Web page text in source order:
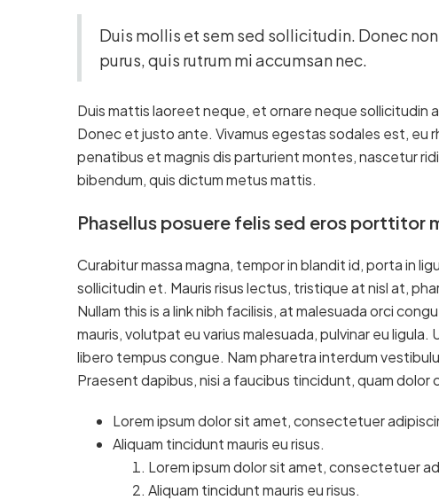
Duis mollis et sem sed sollicitudin. Donec
purus, quis rutrum mi accumsan nec.
Duis mattis laoreet neque, et ornare neque sollicitudin
Donec et justo ante. Vivamus egestas sodales est, eu
penatibus et magnis dis parturient montes, nascetur
bibendum, quis dictum metus mattis.
Phasellus posuere felis sed eros porttitor
Curabitur massa magna, tempor in blandit id, porta in
sollicitudin et. Mauris risus lectus, tristique at nisl at,
Nullam this is a link nibh facilisis, at malesuada orci
mauris, volutpat eu varius malesuada, pulvinar eu
libero tempus congue. Nam pharetra interdum
Praesent dapibus, nisi a faucibus tincidunt, quam dolor
Lorem ipsum dolor sit amet, consectetuer
Aliquam tincidunt mauris eu risus.
Lorem ipsum dolor sit amet, consectetuer
Aliquam tincidunt mauris eu risus.